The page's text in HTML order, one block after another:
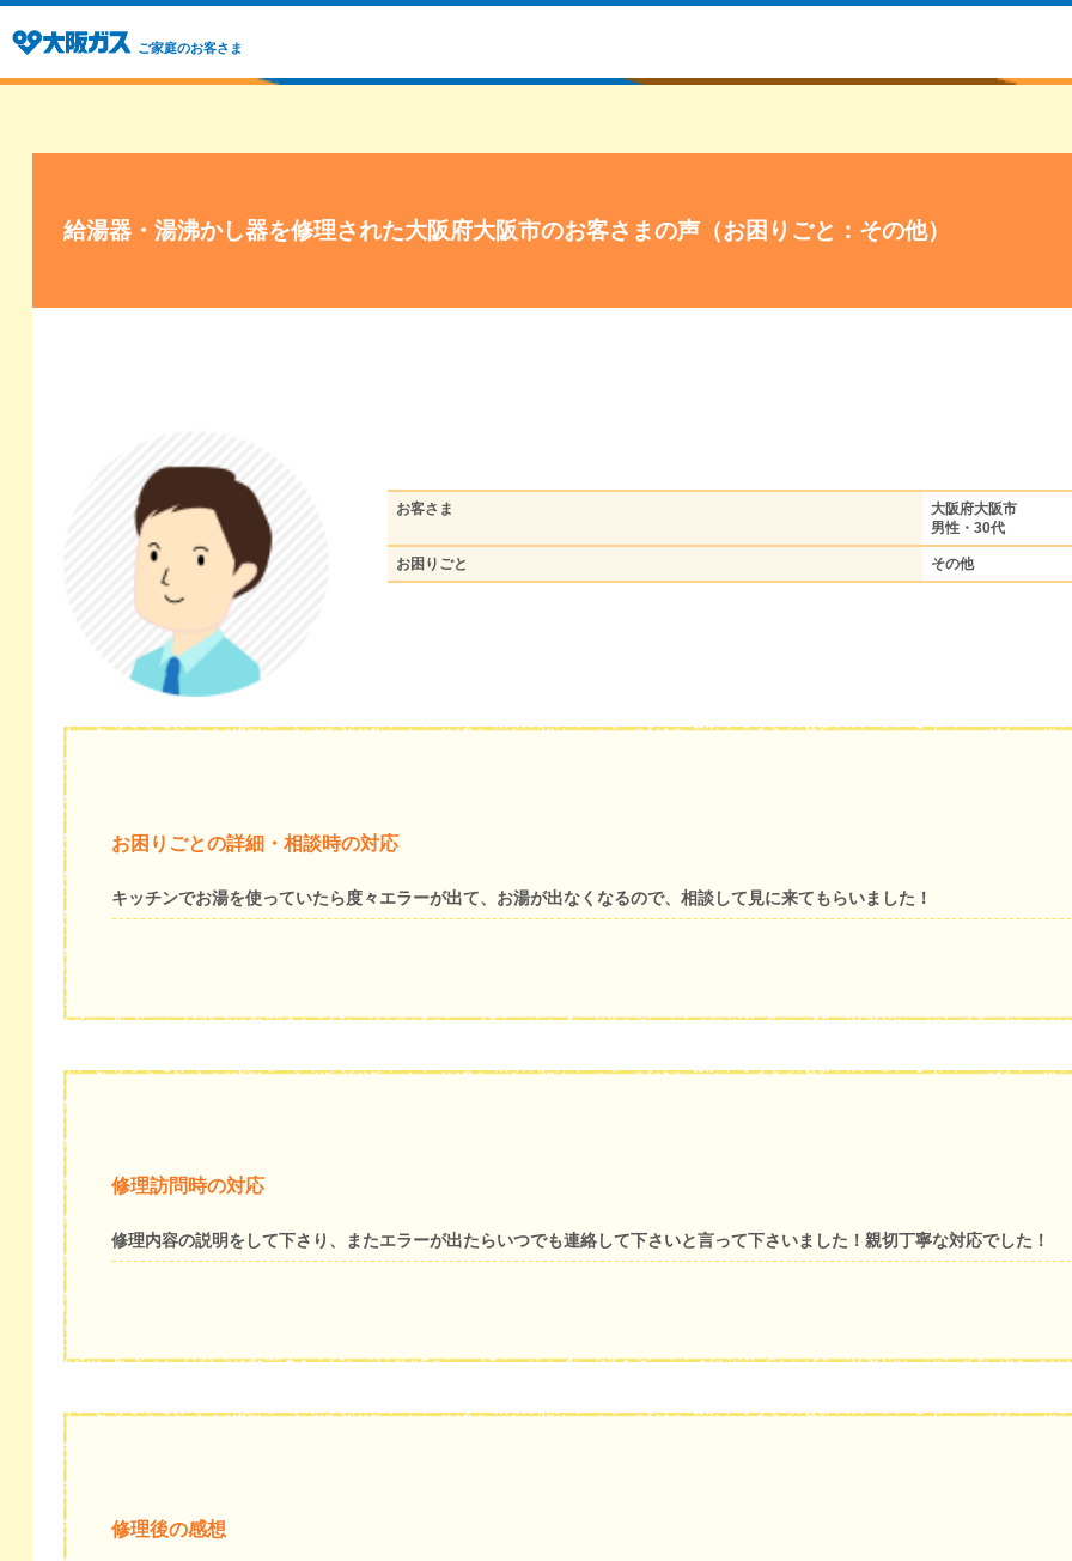
ご家庭のお客さま
給湯器・湯沸かし器を修理された大阪府大阪市のお客さまの声（お困りごと：その他）
お客さま
大阪府大阪市
男性・30代
お困りごと その他
お困りごとの詳細・相談時の対応
キッチンでお湯を使っていたら度々エラーが出て、お湯が出なくなるので、相談して見に来てもらいました！
修理訪問時の対応
修理内容の説明をして下さり、またエラーが出たらいつでも連絡して下さいと言って下さいました！親切丁寧な対応でした！
修理後の感想